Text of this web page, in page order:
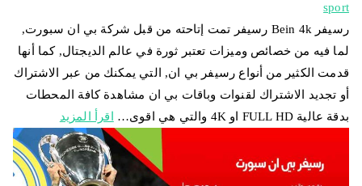
sport
رسيفر Bein 4k رسيفر تمت إتاحته من قبل شركة بي ان سبورت,
لما فيه من خصائص وميزات تعتبر ثورة في عالم الديجتال, كما أنها
قدمت الكثير من أنواع رسيفر بي ان, التي يمكنك من عبر الاشتراك
أو تجديد الاشتراك لقنوات وباقات بي ان مشاهدة كافة المحطات
بدقة عالية FULL HD او 4K والتي هي اقوى…
اقرأ المزيد